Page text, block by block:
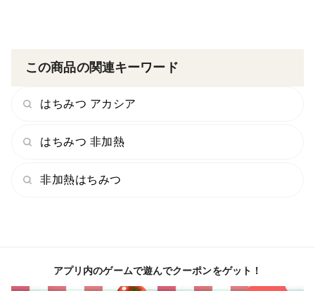
この商品の関連キーワード
はちみつ アカシア
はちみつ 非加熱
非加熱はちみつ
アプリ内のゲームで遊んでクーポンをゲット！